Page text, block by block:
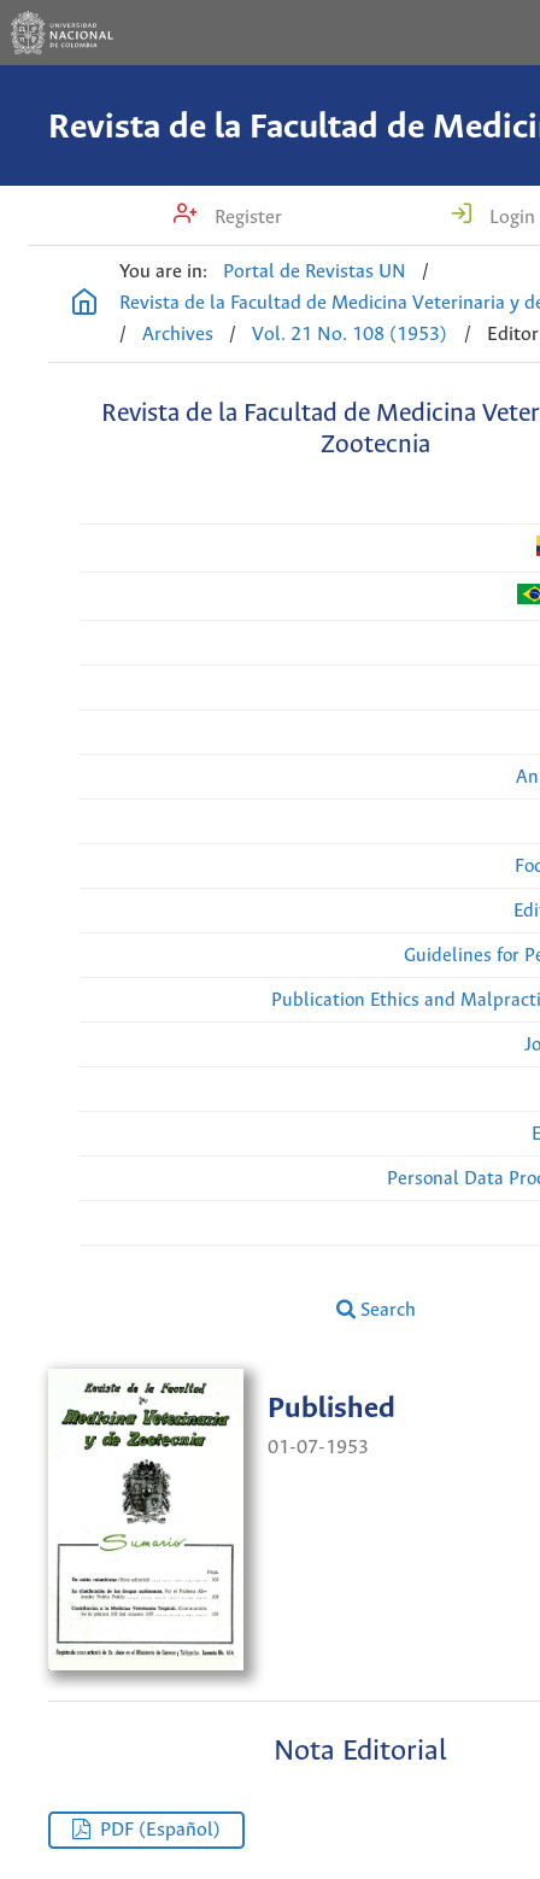
Register Login
You are in: Portal de Revistas UN
/
Revista de la Facultad de Medicina Veterinaria y
/
Archives / Vol. 21 No. 108 (1953) /
Revista de la Facultad de Medicina
Zootecnia
Guidelines for
Publication Ethics and
Personal Data
Search
Published
01-07-1953
Nota Editorial
PDF (Español)